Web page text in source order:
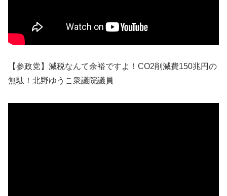
【参政党】減税なんて余裕ですよ！CO2削減費150兆円の
無駄！北野ゆうこ衆議院議員